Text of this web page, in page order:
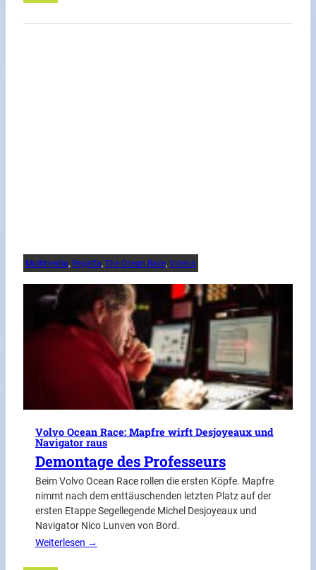
Multimedia, Regatta, The Ocean Race, Videos
Volvo Ocean Race: Mapfre wirft Desjoyeaux und
Navigator raus
Demontage des Professeurs
Beim Volvo Ocean Race rollen die ersten Köpfe. Mapfre
nimmt nach dem enttäuschenden letzten Platz auf der
ersten Etappe Segellegende Michel Desjoyeaux und
Navigator Nico Lunven von Bord.
Weiterlesen →